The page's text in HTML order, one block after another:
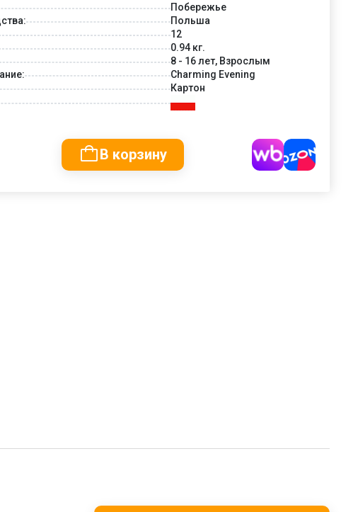
Побережье
Польша
12
0.94 кг.
8 - 16 лет, Взрослым
Charming Evening
Картон
В корзину